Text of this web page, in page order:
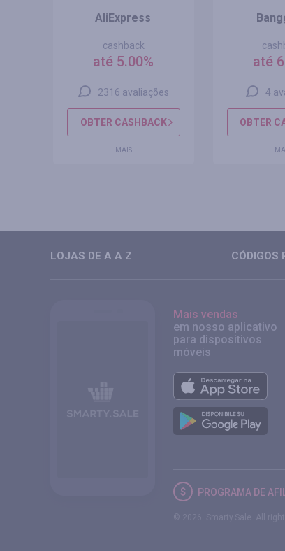
AliExpress
cashback
até 5.00%
2316 avaliações
OBTER CASHBACK
MAIS
até
4
OBTER
LOJAS DE A A Z CÓDIGOS
Mais vendas
em nosso aplicativo
para dispositivos
móveis
PROGRAMA DE